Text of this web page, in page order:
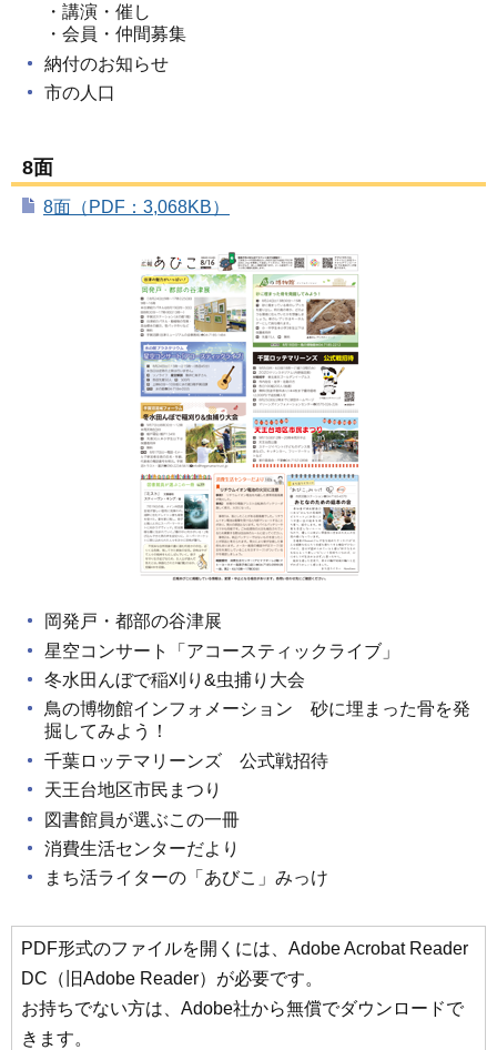
・講演・催し
・会員・仲間募集
納付のお知らせ
市の人口
8面
8面（PDF：3,068KB）
岡発戸・都部の谷津展
星空コンサート「アコースティックライブ」
冬水田んぼで稲刈り&虫捕り大会
鳥の博物館インフォメーション 砂に埋まった骨を発
掘してみよう！
千葉ロッテマリーンズ 公式戦招待
天王台地区市民まつり
図書館員が選ぶこの一冊
消費生活センターだより
まち活ライターの「あびこ」みっけ
PDF形式のファイルを開くには、Adobe Acrobat Reader
DC（旧Adobe Reader）が必要です。
お持ちでない方は、Adobe社から無償でダウンロードで
きます。